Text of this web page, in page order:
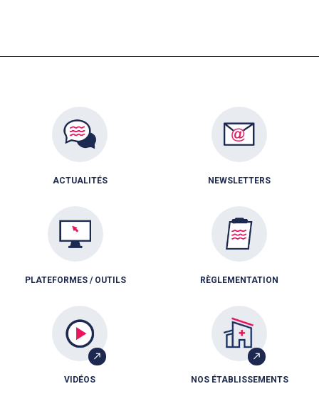
ACTUALITÉS NEWSLETTERS
PLATEFORMES / OUTILS RÈGLEMENTATION
VIDÉOS NOS ÉTABLISSEMENTS